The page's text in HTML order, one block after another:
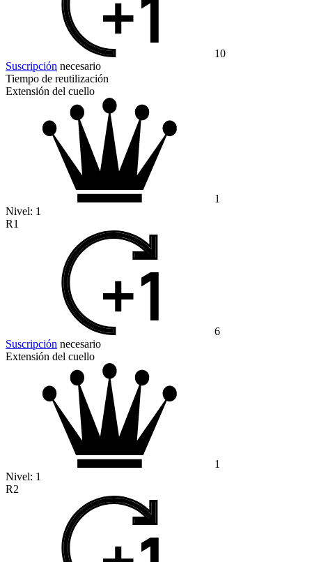
10
Suscripción necesario
Tiempo de reutilización
Extensión del cuello
1
Nivel: 1
R1
6
Suscripción necesario
Extensión del cuello
1
Nivel: 1
R2